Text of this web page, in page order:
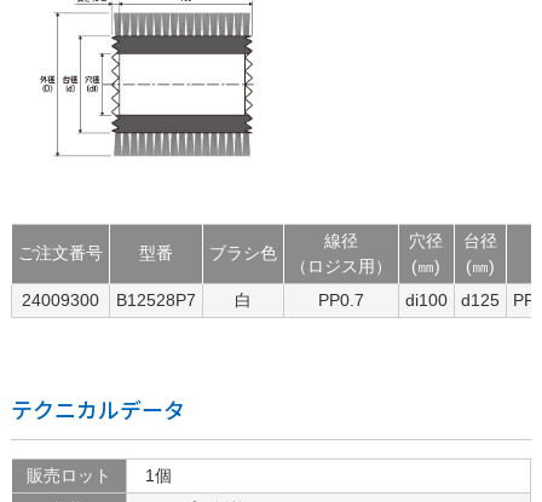
ご注文番号 型番 ブラシ色
線径
（ロジス用）
穴径
(㎜)
台径
(㎜)
24009300
B12528P7 白 PP0.7 di100 d125 PP
テクニカルデータ
販売ロット
1個